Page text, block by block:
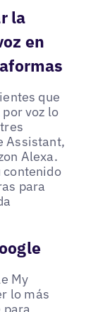
la
en
que
voz lo
Assistant,
Alexa.
contenido
para
My
lo más